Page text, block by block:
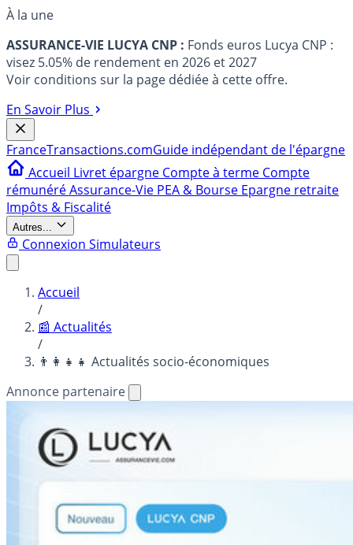
À la une
ASSURANCE-VIE LUCYA CNP : Fonds euros Lucya CNP :
visez 5.05% de rendement en 2026 et 2027
Voir conditions sur la page dédiée à cette offre.
En Savoir Plus
FranceTransactions.comGuide indépendant de l'épargne
Accueil Livret épargne Compte à terme Compte
rémunéréAssurance-Vie PEA & Bourse Epargne retraite
Impôts & Fiscalité
Autres...
Connexion Simulateurs
Accueil
/
📰 Actualités
/
👨‍👩‍👧‍👧 Actualités socio-économiques
Annonce partenaire